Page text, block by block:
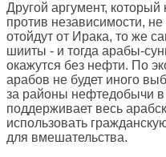
Другой аргумент, который
против независимости,
отойдут от Ирака, то же
шииты - и тогда арабы-
окажутся без нефти. По
арабов не будет иного
за районы нефтедобычи
поддерживает весь
использовать
для вмешательства.